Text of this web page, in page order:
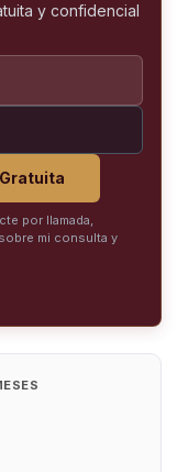
y confidencial
por llamada,
mi consulta y